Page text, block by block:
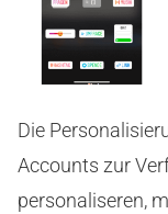
Die
Accounts zur
personaliseren,